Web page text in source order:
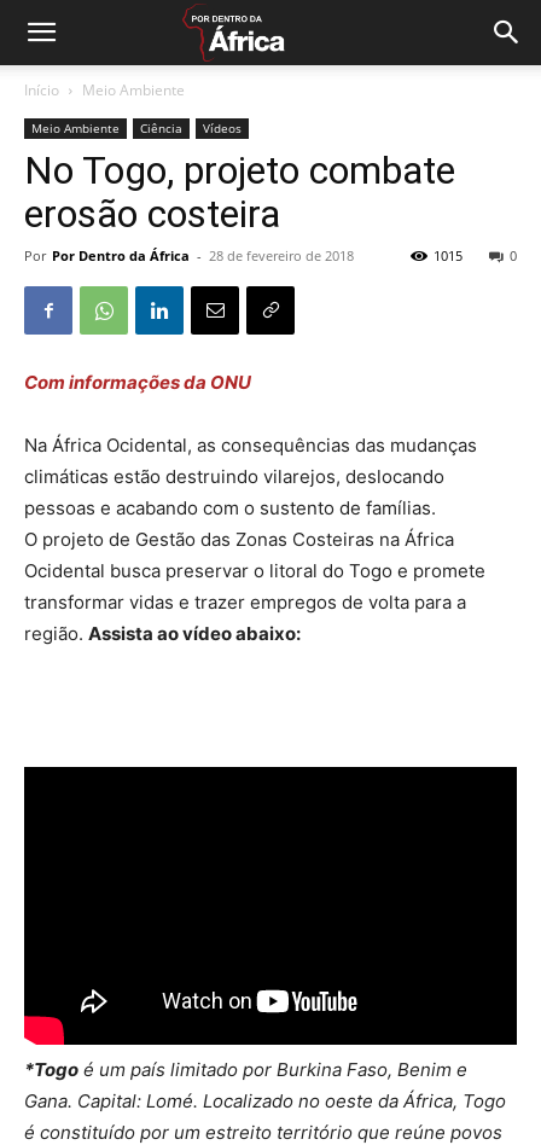
Início Meio Ambiente
Meio Ambiente Ciência Vídeos
No Togo, projeto combate
erosão costeira
Por Por Dentro da África - 28 de fevereiro de 2018 0
1015
Com informações da ONU
Na África Ocidental, as consequências das mudanças
climáticas estão destruindo vilarejos, deslocando
pessoas e acabando com o sustento de famílias.
O projeto de Gestão das Zonas Costeiras na África
Ocidental busca preservar o litoral do Togo e promete
transformar vidas e trazer empregos de volta para a
região. Assista ao vídeo abaixo:
*Togo é um país limitado por Burkina Faso, Benim e
Gana. Capital: Lomé. Localizado no oeste da África, Togo
é constituído por um estreito território que reúne povos